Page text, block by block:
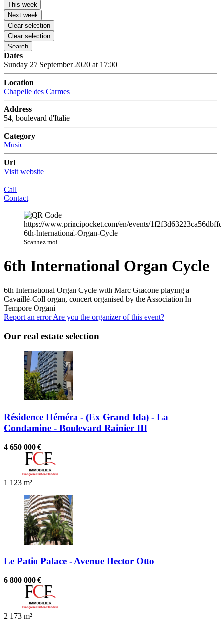
This week
Next week
Clear selection
Clear selection
Search
Dates
Sunday 27 September 2020 at 17:00
Location
Chapelle des Carmes
Address
54, boulevard d'Italie
Category
Music
Url
Visit website
Call
Contact
Scannez moi
6th International Organ Cycle
6th International Organ Cycle with Marc Giacone playing a
Cavaillé-Coll organ, concert organised by the Association In
Tempore Organi
Report an errorAre you the organizer of this event?
Our real estate selection
Résidence Héméra - (Ex Grand Ida) - La
Condamine - Boulevard Rainier III
4 650 000 €
1 123 m²
Le Patio Palace - Avenue Hector Otto
6 800 000 €
2 173 m²